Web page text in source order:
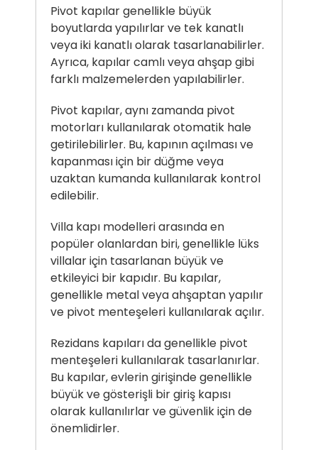
Pivot kapılar genellikle büyük
boyutlarda yapılırlar ve tek kanatlı
veya iki kanatlı olarak tasarlanabilirler.
Ayrıca, kapılar camlı veya ahşap gibi
farklı malzemelerden yapılabilirler.
Pivot kapılar, aynı zamanda pivot
motorları kullanılarak otomatik hale
getirilebilirler. Bu, kapının açılması ve
kapanması için bir düğme veya
uzaktan kumanda kullanılarak kontrol
edilebilir.
Villa kapı modelleri arasında en
popüler olanlardan biri, genellikle lüks
villalar için tasarlanan büyük ve
etkileyici bir kapıdır. Bu kapılar,
genellikle metal veya ahşaptan yapılır
ve pivot menteşeleri kullanılarak açılır.
Rezidans kapıları da genellikle pivot
menteşeleri kullanılarak tasarlanırlar.
Bu kapılar, evlerin girişinde genellikle
büyük ve gösterişli bir giriş kapısı
olarak kullanılırlar ve güvenlik için de
önemlidirler.